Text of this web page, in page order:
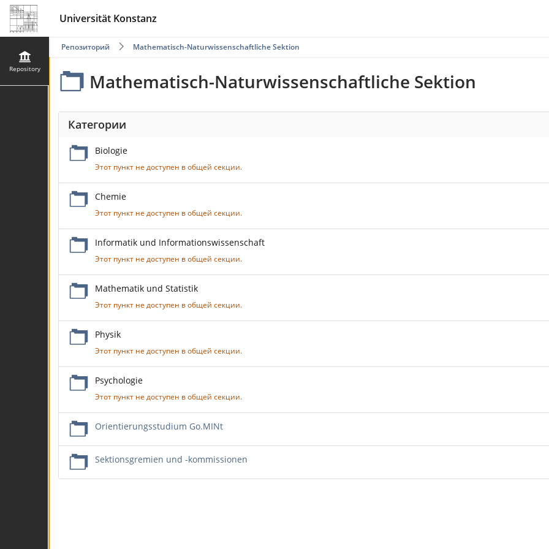
Universität Konstanz
Repository
Репозиторий Mathematisch-Naturwissenschaftliche Sektion
Mathematisch-Naturwissenschaftliche Sektion
Категории
Biologie
Этот пункт не доступен в общей секции.
Chemie
Этот пункт не доступен в общей секции.
Informatik und Informationswissenschaft
Этот пункт не доступен в общей секции.
Mathematik und Statistik
Этот пункт не доступен в общей секции.
Physik
Этот пункт не доступен в общей секции.
Psychologie
Этот пункт не доступен в общей секции.
Orientierungsstudium Go.MINt
Sektionsgremien und -kommissionen